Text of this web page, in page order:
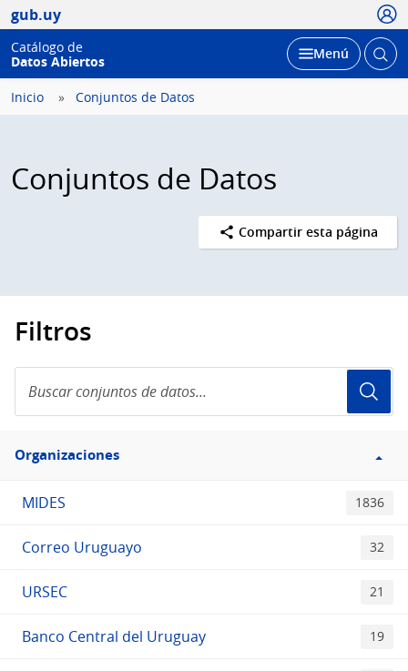
gub.uy
Catálogo de
Datos Abiertos
Desplegar
Menú Abrir
Inicio Conjuntos de Datos
Conjuntos de Datos
Compartir esta página
Filtros
conjuntos
de
Filtro
Organizaciones
Organizaciones
MIDES 1836
Correo Uruguayo 32
URSEC 21
Banco Central del Uruguay 19